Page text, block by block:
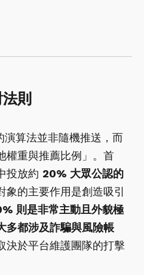
則
算法並非隨機推送，而
權重與推薦比例」。首
投放約 20% 大眾公認的
象的主要作用是創造吸引
則是非常主動且外貌極
多都涉及詐騙與風險帳
決於平台維護團隊的打擊